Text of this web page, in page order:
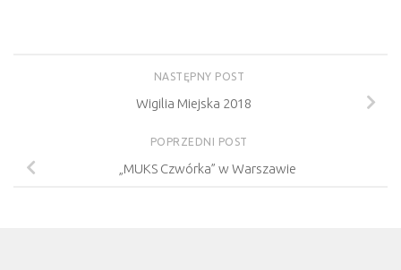
NASTĘPNY POST
Wigilia Miejska 2018
POPRZEDNI POST
„MUKS Czwórka” w Warszawie